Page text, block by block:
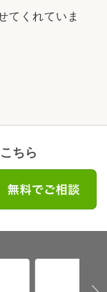
てくれていま
ちら